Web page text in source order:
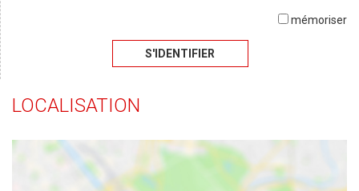
mémoriser
S'IDENTIFIER
LOCALISATION